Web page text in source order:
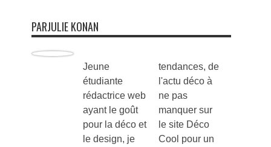
PARJULIE KONAN
Jeune
étudiante
rédactrice web
ayant le goût
pour la déco et
le design, je
tendances, de
l'actu déco à
ne pas
manquer sur
le site Déco
Cool pour un